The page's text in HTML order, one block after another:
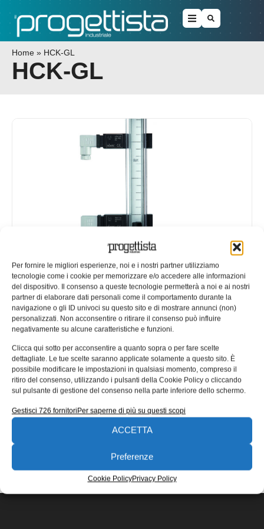
Per fornire le migliori esperienze, noi e i nostri partner utilizziamo
tecnologie come i cookie per memorizzare e/o accedere alle informazioni
del dispositivo. Il consenso a queste tecnologie permetterà a noi e ai nostri
partner di elaborare dati personali come il comportamento durante la
navigazione o gli ID univoci su questo sito e di mostrare annunci (non)
personalizzati. Non acconsentire o ritirare il consenso può influire
negativamente su alcune caratteristiche e funzioni.
Clicca qui sotto per acconsentire a quanto sopra o per fare scelte
dettagliate. Le tue scelte saranno applicate solamente a questo sito. È
possibile modificare le impostazioni in qualsiasi momento, compreso il
ritiro del consenso, utilizzando i pulsanti della Cookie Policy o cliccando
sul pulsante di gestione del consenso nella parte inferiore dello schermo.
Gestisci 726 fornitoriPer saperne di più su questi scopi
ACCETTA
Preferenze
Cookie PolicyPrivacy Policy
Home » HCK-GL
HCK-GL
L’indicatore di livello a colonna
HCK-GL
Una delle categorie più interessanti presenti nel vasto
catalogo di componenti meccanici per l’industria
dell’azienda monzese Elesa S.p.A. è quella
05/12/2014
EDICOLA WEB